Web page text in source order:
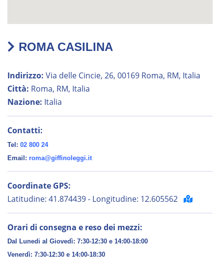
ROMA CASILINA
Indirizzo: Via delle Cincie, 26, 00169 Roma, RM, Italia
Città: Roma, RM, Italia
Nazione: Italia
Contatti:
Tel: 02 800 24
Email: roma@giffinoleggi.it
Coordinate GPS:
Latitudine: 41.874439 - Longitudine: 12.605562
Orari di consegna e reso dei mezzi:
Dal Lunedi al Giovedì: 7:30-12:30 e 14:00-18:00
Venerdì: 7:30-12:30 e 14:00-18:30